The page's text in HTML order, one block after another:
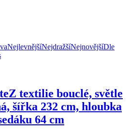
NejlevnějšíNejdražšíNejnovějšíDle
Z textilie bouclé, světle
šířka 232 cm, hloubka
64 cm